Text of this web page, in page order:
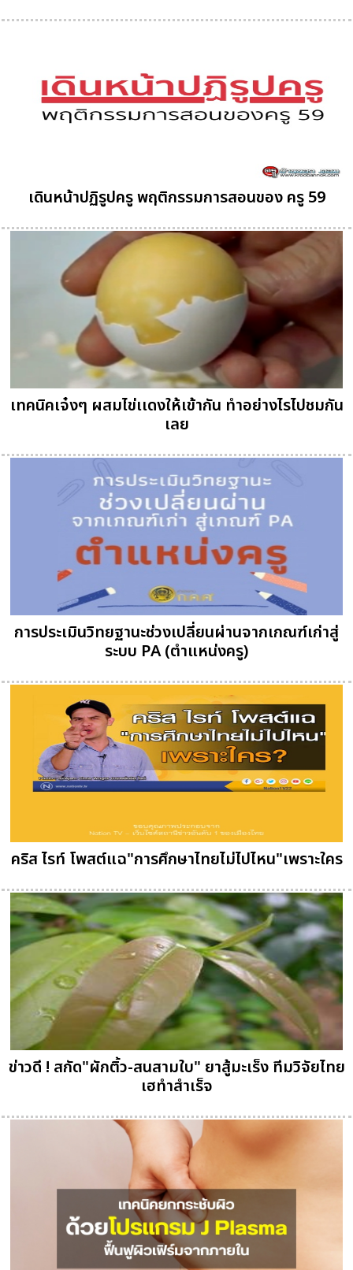
เดินหน้าปฏิรูปครู พฤติกรรมการสอนของ ครู 59
เทคนิคเจ๋งๆ ผสมไข่เเดงให้เข้ากัน ทำอย่างไรไปชมกัน
เลย
การประเมินวิทยฐานะช่วงเปลี่ยนผ่านจากเกณฑ์เก่าสู่
ระบบ PA (ตำแหน่งครู)
คริส ไรท์ โพสต์แฉ"การศึกษาไทยไม่ไปไหน"เพราะใคร
ข่าวดี ! สกัด"ผักติ้ว-สนสามใบ" ยาสู้มะเร็ง ทีมวิจัยไทย
เฮทำสำเร็จ